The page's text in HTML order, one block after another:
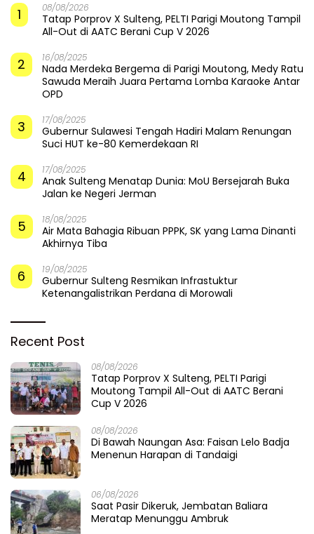
1
08/08/2026
Tatap Porprov X Sulteng, PELTI Parigi Moutong Tampil
All-Out di AATC Berani Cup V 2026
2 16/08/2025
Nada Merdeka Bergema di Parigi Moutong, Medy Ratu
Sawuda Meraih Juara Pertama Lomba Karaoke Antar
OPD
3 17/08/2025
Gubernur Sulawesi Tengah Hadiri Malam Renungan
Suci HUT ke-80 Kemerdekaan RI
4 17/08/2025
Anak Sulteng Menatap Dunia: MoU Bersejarah Buka
Jalan ke Negeri Jerman
5 18/08/2025
Air Mata Bahagia Ribuan PPPK, SK yang Lama Dinanti
Akhirnya Tiba
6 19/08/2025
Gubernur Sulteng Resmikan Infrastuktur
Ketenangalistrikan Perdana di Morowali
Recent Post
08/08/2026
Tatap Porprov X Sulteng, PELTI Parigi
Moutong Tampil All-Out di AATC Berani
Cup V 2026
08/08/2026
Di Bawah Naungan Asa: Faisan Lelo Badja
Menenun Harapan di Tandaigi
06/08/2026
Saat Pasir Dikeruk, Jembatan Baliara
Meratap Menunggu Ambruk